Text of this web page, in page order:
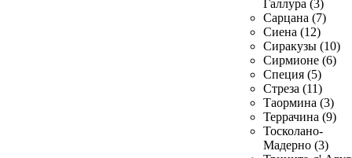
Галлура (3)
Сарцана (7)
Сиена (12)
Сиракузы (10)
Сирмионе (6)
Специя (5)
Стреза (11)
Таормина (3)
Террачина (9)
Тосколано-
Мадерно (3)